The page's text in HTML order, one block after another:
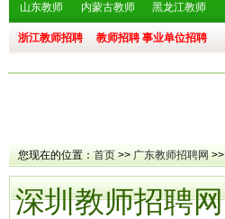
山东教师 内蒙古教师 黑龙江教师
浙江教师招聘 教师招聘 事业单位招聘
您现在的位置： 首页 >> 广东教师招聘网 >>
深圳教师招聘网